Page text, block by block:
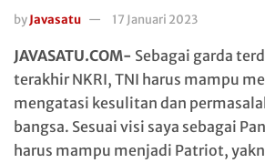
byJavasatu 17 Januari 2023
JAVASATU.COM- Sebagai garda
terakhir NKRI, TNI harus mampu
mengatasi kesulitan dan
bangsa. Sesuai visi saya sebagai
harus mampu menjadi Patriot,